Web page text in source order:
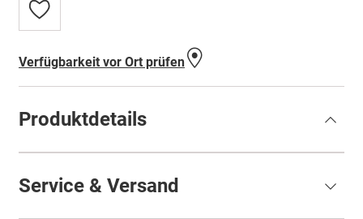
Zur
Wunschliste
Verfügbarkeit vor Ort prüfen
Produktdetails
Service & Versand